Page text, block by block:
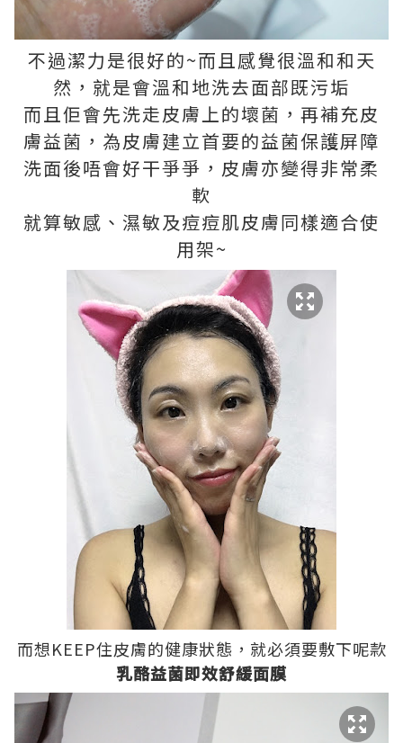
不過潔力是很好的~而且感覺很溫和和天
然，就是會溫和地洗去面部既污垢
而且佢會先洗走皮膚上的壞菌，再補充皮
膚益菌，為皮膚建立首要的益菌保護屏障
洗面後唔會好干爭爭，皮膚亦變得非常柔
軟
就算敏感、濕敏及痘痘肌皮膚同樣適合使
用架~
而想KEEP住皮膚的健康狀態，就必須要敷下呢款
乳酪益菌即效舒緩面膜